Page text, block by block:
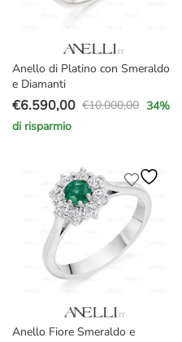
Anello di Platino con Smeraldo
e Diamanti
€10.000,00
Il
prezzo
€10.000,00.
€6.590,00
Il
prezzo
€6.590,00.
34%
di risparmio
Anello Fiore Smeraldo e